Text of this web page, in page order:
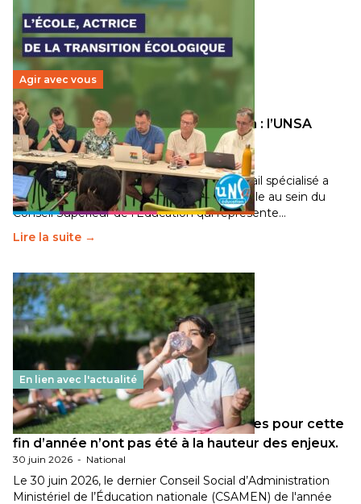
Agir avec vous
Transition écologique de l’éducation : l’UNSA
Éducation fait bouger les lignes
30 juin 2026-National
Pendant plusieurs mois, un groupe de travail spécialisé a
travaillé sur la transition écologique de l’Ecole au sein du
Conseil Supérieur de l’Éducation qui représente…
Lire la suite →
En lien avec l'actualité
Les décisions ministérielles attendues pour cette
fin d’année n’ont pas été à la hauteur des enjeux.
30 juin 2026 - National
Le 30 juin 2026, le dernier Conseil Social d’Administration
Ministériel de l’Éducation nationale (CSAMEN) de l'année